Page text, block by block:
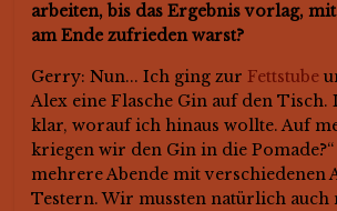
arbeiten, bis das Ergebnis vorlag,
am Ende zufrieden warst?
Gerry: Nun... Ich ging zurFettstube
Alex eine Flasche Gin auf den
klar, worauf ich hinaus wollte. Auf
kriegen wir den Gin in die
mehrere Abende mit verschiedenen
Testern. Wir mussten natürlich auch